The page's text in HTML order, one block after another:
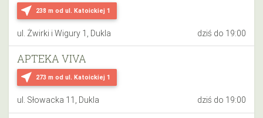
near_me 238 m od ul. Katoickiej 1
ul. Żwirki i Wigury 1, Dukla dziś do 19:00
near_me 273 m od ul. Katoickiej 1
APTEKA VIVA
ul. Słowacka 11, Dukla dziś do 19:00